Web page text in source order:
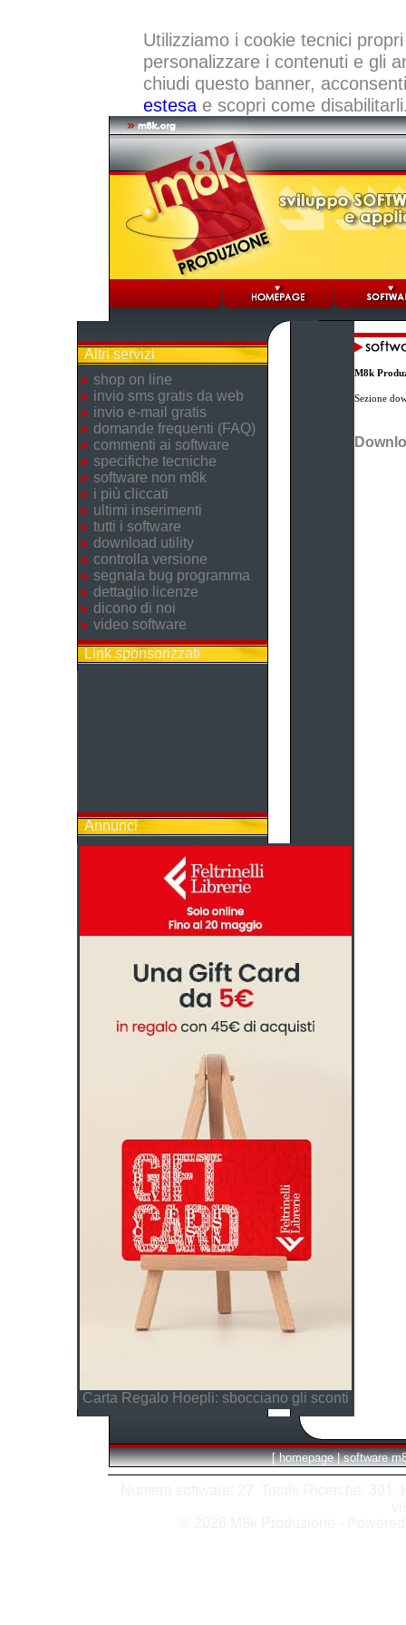
Utilizziamo i cookie tecnici
personalizzare i contenuti e gli
chiudi questo banner,
estesae scopri come
Altri servizi
shop on line
invio sms gratis da web
invio e-mail gratis
domande frequenti (FAQ)
commenti ai software
specifiche tecniche
software non m8k
i più cliccati
ultimi inserimenti
tutti i software
download utility
controlla versione
segnala bug programma
dettaglio licenze
dicono di noi
video software
Link sponsorizzati
Annunci
Carta Regalo Hoepli: sbocciano gli sconti
M8k
Sezione
[ homepage | software